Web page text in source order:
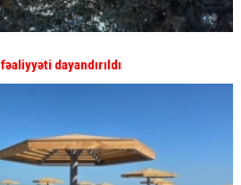
fəaliyyəti dayandırıldı